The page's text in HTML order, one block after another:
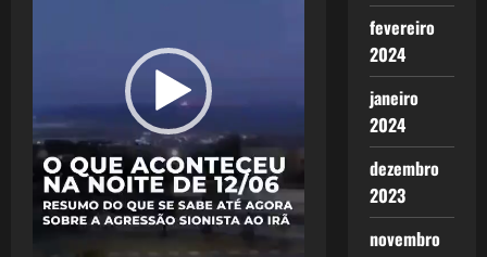
fevereiro
2024
janeiro
2024
dezembro
2023
novembro